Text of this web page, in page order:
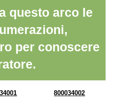
questo arco le
per conoscere
800034002